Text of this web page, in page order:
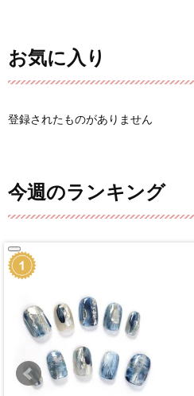
お気に入り
登録されたものがありません
今週のランキング